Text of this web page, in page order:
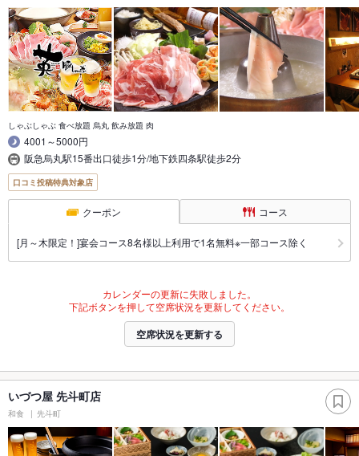
しゃぶしゃぶ 食べ放題 烏丸 飲み放題 肉
4001～5000円
阪急烏丸駅15番出口徒歩1分/地下鉄四条駅徒歩2分
口コミ投稿特典対象店
クーポン コース
[月～木限定！]宴会コース8名様以上利用で1名無料※一部コース除く
カレンダーの更新に失敗しました。
下記ボタンを押して空席状況を更新してください。
空席状況を更新する
いづつ屋 先斗町店
和食 先斗町